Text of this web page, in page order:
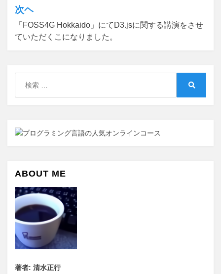
ビ
ゲ
ー
ョ
ン
次ヘ
「FOSS4G Hokkaido」にてD3.jsに関する講演をさせ
ていただくこになりました。
ABOUT ME
著者: 清水正行